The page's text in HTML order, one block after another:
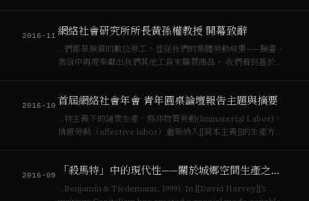
性的討論在現在現代主義狀況下或者後…
2016-11 網絡社會研究所所長黃孫權教授 開幕致辭
…們都是無償的數位勞工，並從我們的集體勞動成果——臉書、
微信中再度奉獻出我們其他工資來購買商品。 我們看到基於私
糊，以及替代策略的缺乏，…
2016-10 首屆網絡社會年會 青年圓桌論壇報告主題與摘要
…特主義下的諸衆生產，將非物質勞動(Immaterial Labor)，
情感勞動（affective labor）重新納入[[資本主義]]的生產方
2016-09 「殺馬特」中的現代性——關於城鄉空間生產之社會展示
…Benjamin & Tiedemann, 1999). In [[David Harvey]]'s